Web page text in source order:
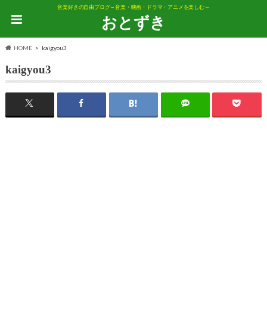
音楽好きの自由ブログ～音楽・映画・ドラマ・アニメを楽しむ～
おとずき
HOME kaigyou3
kaigyou3